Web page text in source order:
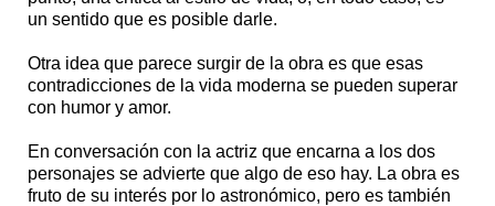
un sentido que es posible darle.
Otra idea que parece surgir de la obra es que esas
contradicciones de la vida moderna se pueden superar
con humor y amor.
En conversación con la actriz que encarna a los dos
personajes se advierte que algo de eso hay. La obra es
fruto de su interés por lo astronómico, pero es también